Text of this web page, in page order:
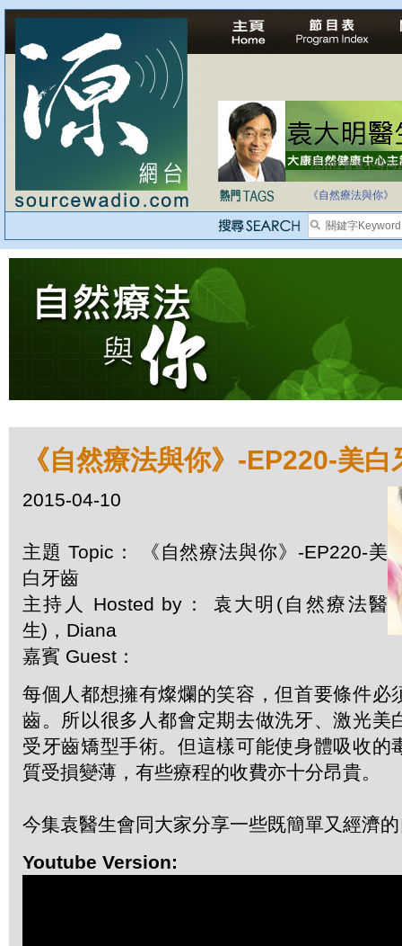
法治社會並不等同
《自然療法與你》
《自然療法與你》-EP220-美白
2015-04-10
主題 Topic： 《自然療法與你》-EP220-美
白牙齒
主持人 Hosted by： 袁大明(自然療法醫
生)，Diana
嘉賓 Guest：
每個人都想擁有燦爛的笑容，但首要條件必
齒。所以很多人都會定期去做洗牙、激光美
受牙齒矯型手術。但這樣可能使身體吸收的
質受損變薄，有些療程的收費亦十分昂貴。
今集袁醫生會同大家分享一些既簡單又經濟
Youtube Version: